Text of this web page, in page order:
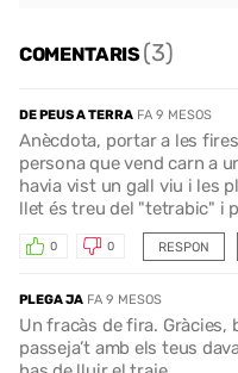
COMENTARIS(3)
DE PEUS A TERRA FA 9 MESOS
Anècdota, portar a les
persona que vend carn a
havia vist un gall viu i les
llet és treu del "tetrabic" i
RESPON
0 0
PLEGA JA FA 9 MESOS
Un fracàs de fira.
passeja’t amb els teus